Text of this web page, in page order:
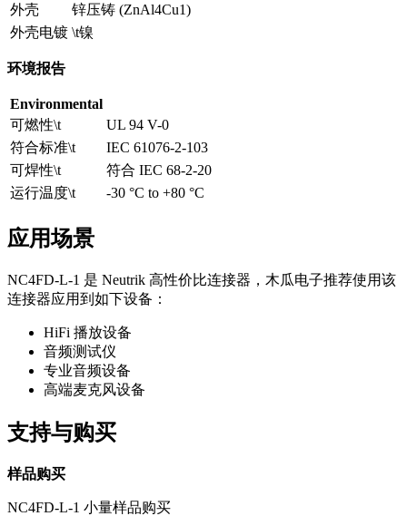
外壳
锌压铸 (ZnAl4Cu1)
外壳电镀 \t镍
环境报告
Environmental
可燃性\t
UL 94 V-0
符合标准\t
IEC 61076-2-103
可焊性\t
符合 IEC 68-2-20
运行温度\t
-30 °C to +80 °C
应用场景
NC4FD-L-1 是 Neutrik 高性价比连接器，木瓜电子推荐使用该
连接器应用到如下设备：
HiFi 播放设备
音频测试仪
专业音频设备
高端麦克风设备
支持与购买
样品购买
NC4FD-L-1 小量样品购买